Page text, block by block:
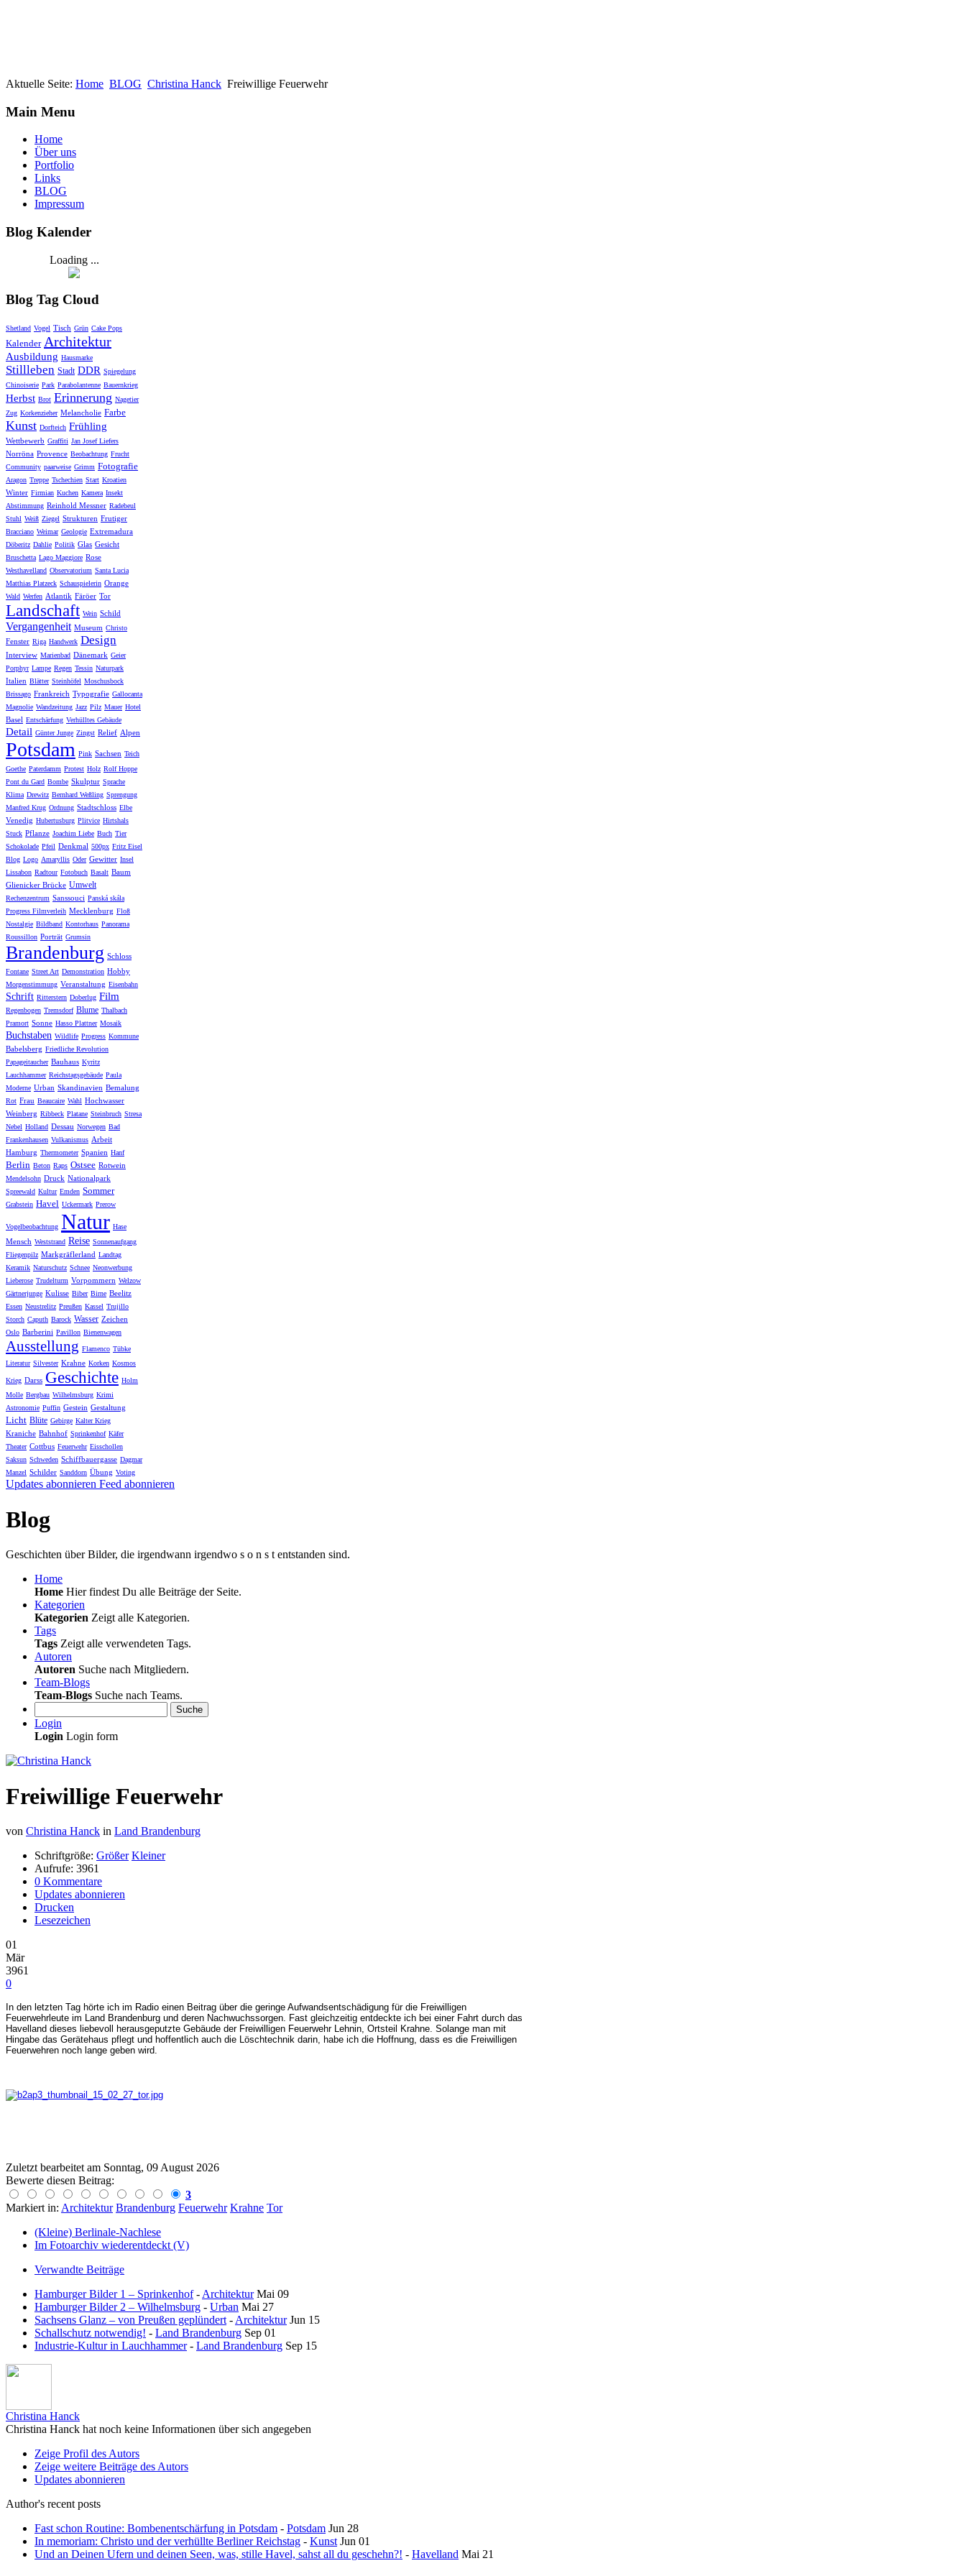
Aktuelle Seite: Home BLOG Christina Hanck Freiwillige Feuerwehr
Main Menu
Home
Über uns
Portfolio
Links
BLOG
Impressum
Blog Kalender
Loading ...
Blog Tag Cloud
Shetland Vogel Tisch Grün Cake Pops
Kalender Architektur
Ausbildung Hausmarke
Stillleben Stadt DDR Spiegelung
Chinoiserie Park Parabolantenne Bauernkrieg
Herbst Brot Erinnerung Nagetier
Zug Korkenzieher Melancholie Farbe
Kunst Dorfteich Frühling
Wettbewerb Graffiti Jan Josef Liefers
Norröna Provence Beobachtung Frucht
Community paarweise Grimm Fotografie
Aragon Treppe Tschechien Start Kroatien
Winter Firmian Kuchen Kamera Insekt
Abstimmung Reinhold Messner Radebeul
Stuhl Weiß Ziegel Strukturen Frutiger
Bracciano Weimar Geologie Extremadura
Döberitz Dahlie Politik Glas Gesicht
Bruschetta Lago Maggiore Rose
Westhavelland Observatorium Santa Lucia
Matthias Platzeck Schauspielerin Orange
Wald Werfen Atlantik Färöer Tor
Landschaft Wein Schild
Vergangenheit Museum Christo
Fenster Riga Handwerk Design
Interview Marienbad Dänemark Geier
Porphyr Lampe Regen Tessin Naturpark
Italien Blätter Steinhöfel Moschusbock
Brissago Frankreich Typografie Gallocanta
Magnolie Wandzeitung Jazz Pilz Mauer Hotel
Basel Entschärfung Verhülltes Gebäude
Detail Günter Junge Zingst Relief Alpen
Potsdam Pink Sachsen Teich
Goethe Paterdamm Protest Holz Rolf Hoppe
Pont du Gard Bombe Skulptur Sprache
Klima Drewitz Bernhard Weßling Sprengung
Manfred Krug Ordnung Stadtschloss Elbe
Venedig Hubertusburg Plitvice Hirtshals
Stuck Pflanze Joachim Liebe Buch Tier
Schokolade Pfeil Denkmal 500px Fritz Eisel
Blog Logo Amaryllis Oder Gewitter Insel
Lissabon Radtour Fotobuch Basalt Baum
Glienicker Brücke Umwelt
Rechenzentrum Sanssouci Panská skála
Progress Filmverleih Mecklenburg Floß
Nostalgie Bildband Kontorhaus Panorama
Roussillon Porträt Grumsin
Brandenburg Schloss
Fontane Street Art Demonstration Hobby
Morgenstimmung Veranstaltung Eisenbahn
Schrift Ritterstern Doberlug Film
Regenbogen Tremsdorf Blume Thalbach
Pramort Sonne Hasso Plattner Mosaik
Buchstaben Wildlife Progress Kommune
Babelsberg Friedliche Revolution
Papageitaucher Bauhaus Kyritz
Lauchhammer Reichstagsgebäude Paula
Moderne Urban Skandinavien Bemalung
Rot Frau Beaucaire Wahl Hochwasser
Weinberg Ribbeck Platane Steinbruch Stresa
Nebel Holland Dessau Norwegen Bad
Frankenhausen Vulkanismus Arbeit
Hamburg Thermometer Spanien Hanf
Berlin Beton Raps Ostsee Rotwein
Mendelsohn Druck Nationalpark
Spreewald Kultur Emden Sommer
Grabstein Havel Uckermark Prerow
Vogelbeobachtung Natur Hase
Mensch Weststrand Reise Sonnenaufgang
Fliegenpilz Markgräflerland Landtag
Keramik Naturschutz Schnee Neonwerbung
Lieberose Trudelturm Vorpommern Welzow
Gärtnerjunge Kulisse Biber Birne Beelitz
Essen Neustrelitz Preußen Kassel Trujillo
Storch Caputh Barock Wasser Zeichen
Oslo Barberini Pavillon Bienenwagen
Ausstellung Flamenco Tübke
Literatur Silvester Krahne Korken Kosmos
Krieg Darss Geschichte Holm
Molle Bergbau Wilhelmsburg Krimi
Astronomie Puffin Gestein Gestaltung
Licht Blüte Gebirge Kalter Krieg
Kraniche Bahnhof Sprinkenhof Käfer
Theater Cottbus Feuerwehr Eisschollen
Saksun Schweden Schiffbauergasse Dagmar
Manzel Schilder Sanddorn Übung Voting
Updates abonnieren Feed abonnieren
Blog
Geschichten über Bilder, die irgendwann irgendwo s o n s t entstanden sind.
Home
Home Hier findest Du alle Beiträge der Seite.
Kategorien
Kategorien Zeigt alle Kategorien.
Tags
Tags Zeigt alle verwendeten Tags.
Autoren
Autoren Suche nach Mitgliedern.
Team-Blogs
Team-Blogs Suche nach Teams.
Suche
Login
Login Login form
Freiwillige Feuerwehr
von Christina Hanck in Land Brandenburg
Schriftgröße: Größer Kleiner
Aufrufe: 3961
0 Kommentare
Updates abonnieren
Drucken
Lesezeichen
01
Mär
3961
0
In den letzten Tag hörte ich im Radio einen Beitrag über die geringe Aufwandsentschädigung für die Freiwilligen
Feuerwehrleute im Land Brandenburg und deren Nachwuchssorgen. Fast gleichzeitig entdeckte ich bei einer Fahrt durch das
Havelland dieses liebevoll herausgeputzte Gebäude der Freiwilligen Feuerwehr Lehnin, Ortsteil Krahne. Solange man mit
Hingabe das Gerätehaus pflegt und hoffentlich auch die Löschtechnik darin, habe ich die Hoffnung, dass es die Freiwilligen
Feuerwehren noch lange geben wird.
Zuletzt bearbeitet am Sonntag, 09 August 2026
Bewerte diesen Beitrag:
3
Markiert in: Architektur Brandenburg Feuerwehr Krahne Tor
(Kleine) Berlinale-Nachlese
Im Fotoarchiv wiederentdeckt (V)
Verwandte Beiträge
Hamburger Bilder 1 – Sprinkenhof- Architektur Mai 09
Hamburger Bilder 2 – Wilhelmsburg - Urban Mai 27
Sachsens Glanz – von Preußen geplündert - Architektur Jun 15
Schallschutz notwendig! - Land Brandenburg Sep 01
Industrie-Kultur in Lauchhammer- Land Brandenburg Sep 15
Christina Hanck
Christina Hanck hat noch keine Informationen über sich angegeben
Zeige Profil des Autors
Zeige weitere Beiträge des Autors
Updates abonnieren
Author's recent posts
Fast schon Routine: Bombenentschärfung in Potsdam - Potsdam Jun 28
In memoriam: Christo und der verhüllte Berliner Reichstag - Kunst Jun 01
Und an Deinen Ufern und deinen Seen, was, stille Havel, sahst all du geschehn?! - Havelland Mai 21